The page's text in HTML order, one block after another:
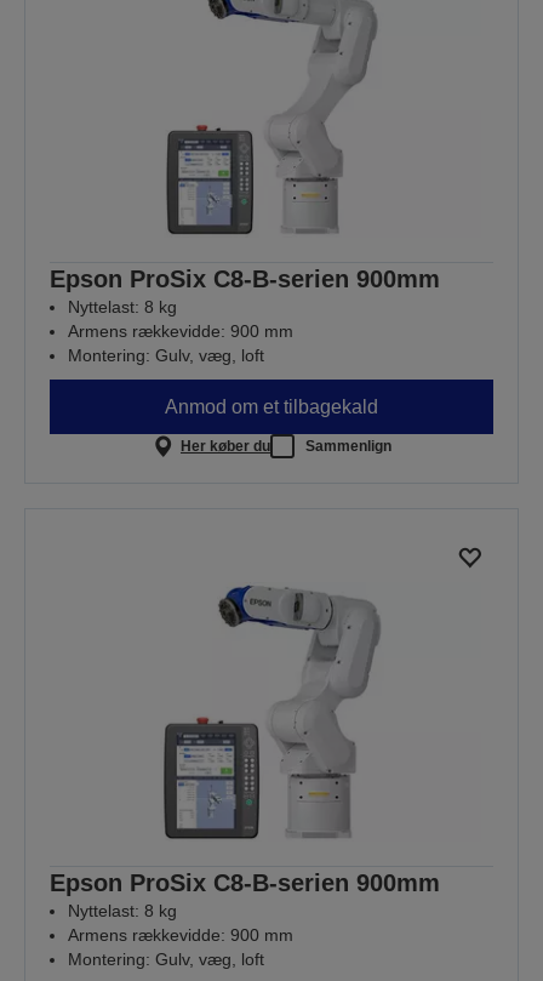
Epson ProSix C8-B-serien 900mm
Nyttelast: 8 kg
Armens rækkevidde: 900 mm
Montering: Gulv, væg, loft
Anmod om et tilbagekald
Her køber du Sammenlign
Epson ProSix C8-B-serien 900mm
Nyttelast: 8 kg
Armens rækkevidde: 900 mm
Montering: Gulv, væg, loft